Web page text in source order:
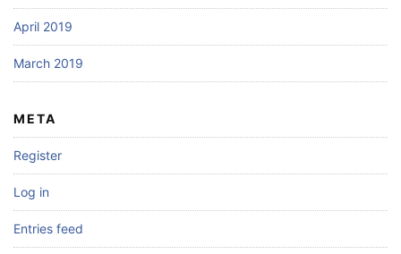
April 2019
March 2019
META
Register
Log in
Entries feed